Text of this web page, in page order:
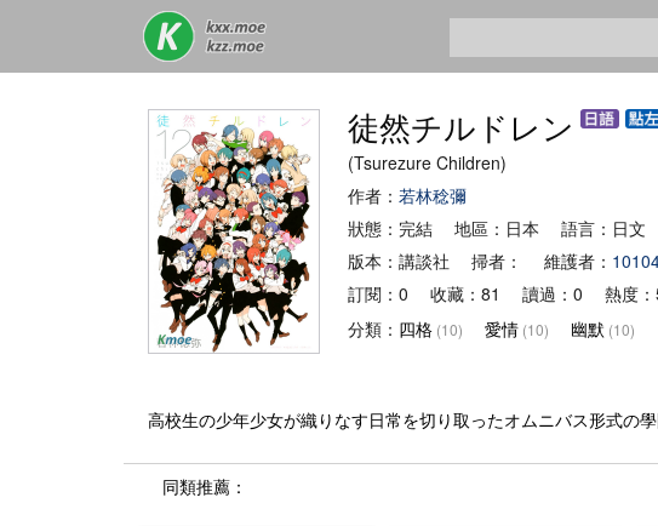
徒然チルドレン
(Tsurezure Children)
作者： 若林稔彌
狀態：完結 地區：日本 語言：日文
版本：講談社 掃者： 維護者：
訂閱：0 收藏：81 讀過：0 熱度：
分類： 四格 (10) 愛情 (10) 幽默 (10)
高校生の少年少女が織りなす日常を切り取ったオムニバス形式の
同類推薦：